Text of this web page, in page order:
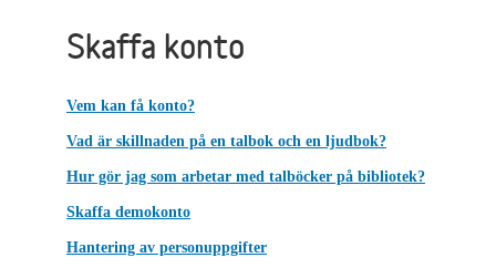
Skaffa konto
Vem kan få konto?
Vad är skillnaden på en talbok och en ljudbok?
Hur gör jag som arbetar med talböcker på bibliotek?
Skaffa demokonto
Hantering av personuppgifter